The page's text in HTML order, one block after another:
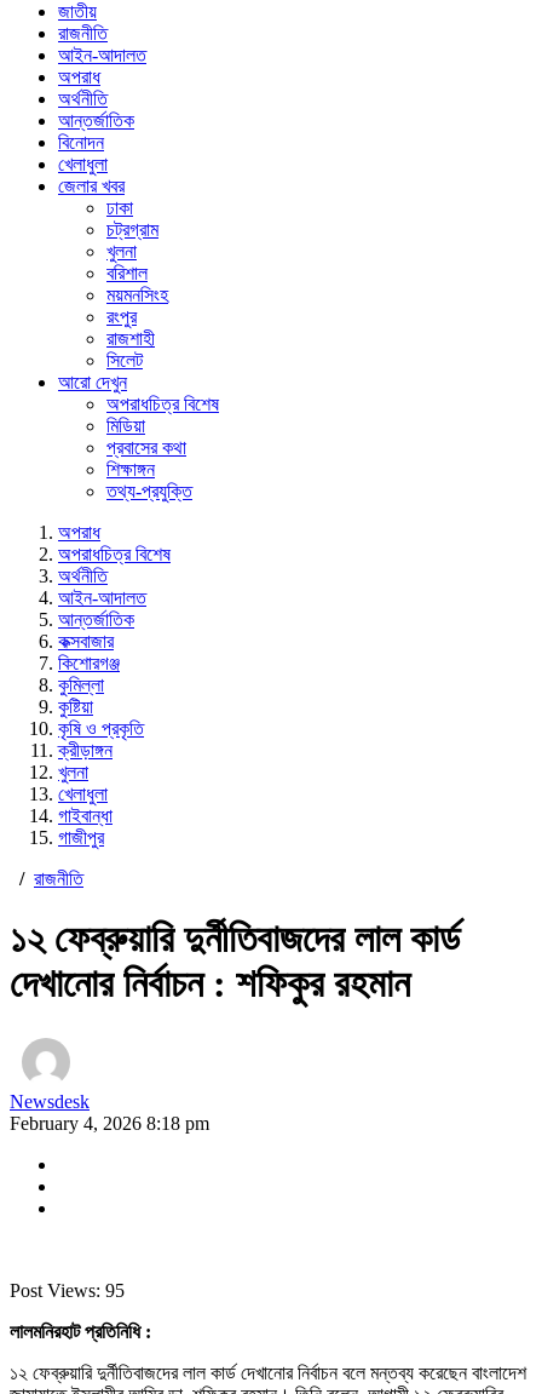
জাতীয়
রাজনীতি
আইন-আদালত
অপরাধ
অর্থনীতি
আন্তর্জাতিক
বিনোদন
খেলাধুলা
জেলার খবর
ঢাকা
চট্রগ্রাম
খুলনা
বরিশাল
ময়মনসিংহ
রংপুর
রাজশাহী
সিলেট
আরো দেখুন
অপরাধচিত্র বিশেষ
মিডিয়া
প্রবাসের কথা
শিক্ষাঙ্গন
তথ্য-প্রযুক্তি
অপরাধ
অপরাধচিত্র বিশেষ
অর্থনীতি
আইন-আদালত
আন্তর্জাতিক
কক্সবাজার
কিশোরগঞ্জ
কুমিল্লা
কুষ্টিয়া
কৃষি ও প্রকৃতি
ক্রীড়াঙ্গন
খুলনা
খেলাধুলা
গাইবান্ধা
গাজীপুর
/ রাজনীতি
১২ ফেব্রুয়ারি দুর্নীতিবাজদের লাল কার্ড
দেখানোর নির্বাচন : শফিকুর রহমান
Newsdesk
February 4, 2026 8:18 pm
Post Views: 95
লালমনিরহাট প্রতিনিধি :
১২ ফেব্রুয়ারি দুর্নীতিবাজদের লাল কার্ড দেখানোর নির্বাচন বলে মন্তব্য করেছেন বাংলাদেশ